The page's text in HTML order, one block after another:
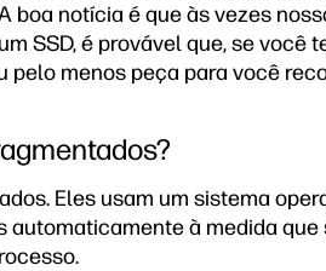
boa notícia é que às vezes
SSD, é provável que, se você
menos peça para você
Eles usam um sistema
automaticamente à medida